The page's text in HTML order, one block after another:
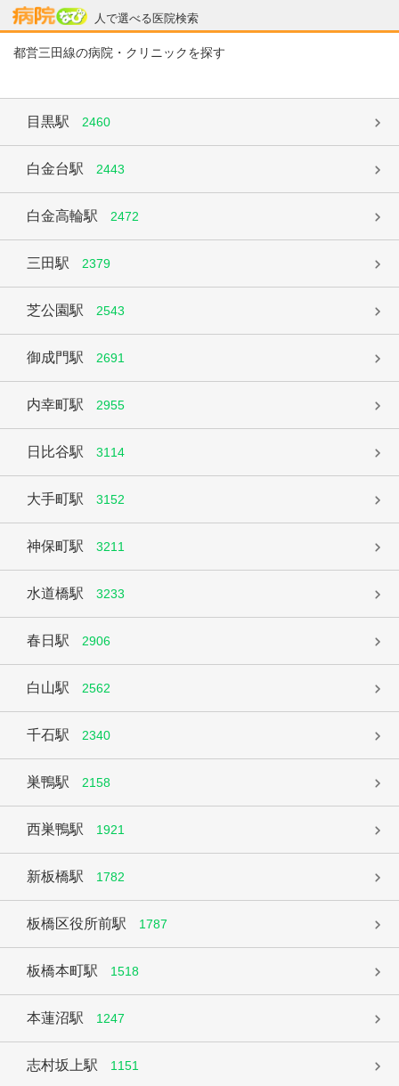
人で選べる医院検索
病院なび
都営三田線の病院・クリニックを探す
目黒駅 2460
白金台駅 2443
白金高輪駅 2472
三田駅 2379
芝公園駅 2543
御成門駅 2691
内幸町駅 2955
日比谷駅 3114
大手町駅 3152
神保町駅 3211
水道橋駅 3233
春日駅 2906
白山駅 2562
千石駅 2340
巣鴨駅 2158
西巣鴨駅 1921
新板橋駅 1782
板橋区役所前駅 1787
板橋本町駅 1518
本蓮沼駅 1247
志村坂上駅 1151